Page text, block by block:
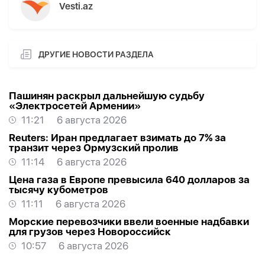
Vesti.az
ДРУГИЕ НОВОСТИ РАЗДЕЛА
Пашинян раскрыл дальнейшую судьбу
«Электросетей Армении»
11:21
6 августа 2026
Reuters: Иран предлагает взимать до 7% за
транзит через Ормузский пролив
11:14
6 августа 2026
Цена газа в Европе превысила 640 долларов за
тысячу кубометров
11:11
6 августа 2026
Морские перевозчики ввели военные надбавки
для грузов через Новороссийск
10:57
6 августа 2026